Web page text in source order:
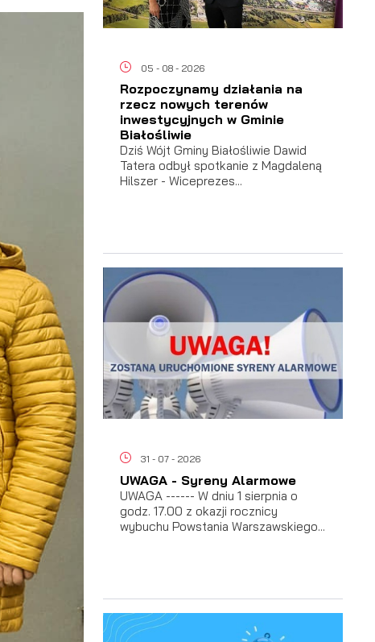
05 - 08 - 2026
Rozpoczynamy działania na
rzecz nowych terenów
inwestycyjnych w Gminie
Białośliwie
Dziś Wójt Gminy Białośliwie Dawid
Tatera odbył spotkanie z Magdaleną
Hilszer - Wiceprezes...
31 - 07 - 2026
UWAGA - Syreny Alarmowe
UWAGA ------ W dniu 1 sierpnia o
godz. 17.00 z okazji rocznicy
wybuchu Powstania Warszawskiego...
i